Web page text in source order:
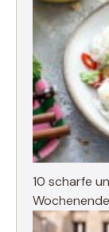
10 scharfe
Wochenende